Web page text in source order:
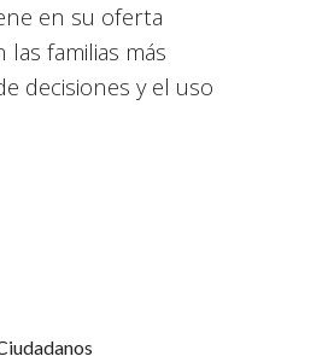
en su oferta
familias más
decisiones y el uso